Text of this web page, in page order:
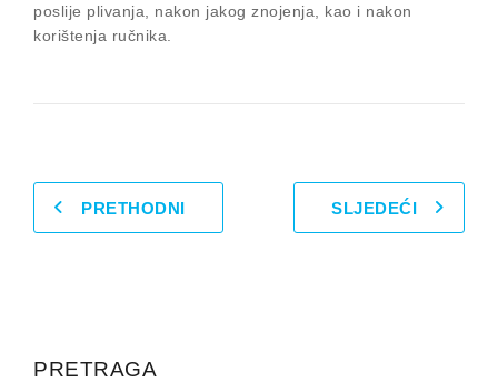
poslije plivanja, nakon jakog znojenja, kao i nakon
korištenja ručnika.
PRETHODNI SLJEDEĆI
PRETRAGA